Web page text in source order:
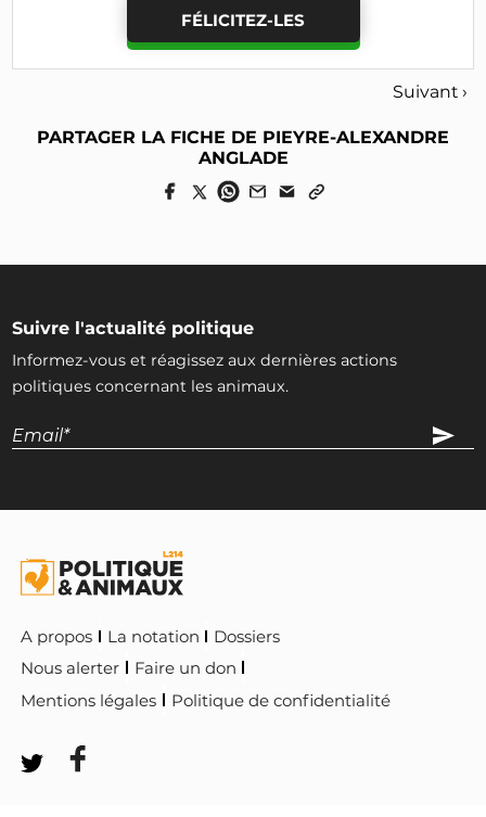
FÉLICITEZ-LES
Suivant ›
PARTAGER LA FICHE DE PIEYRE-ALEXANDRE
ANGLADE
Suivre l'actualité politique
Informez-vous et réagissez aux dernières actions
politiques concernant les animaux.
A propos La notation
Dossiers
Nous alerter
Faire un don
Mentions légales
Politique de confidentialité